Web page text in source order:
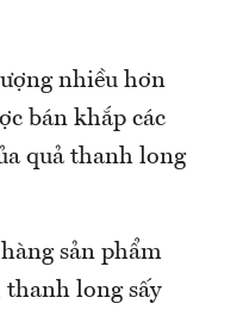
nhiều hơn
bán khắp các
quả thanh long
sản phẩm
long sấy